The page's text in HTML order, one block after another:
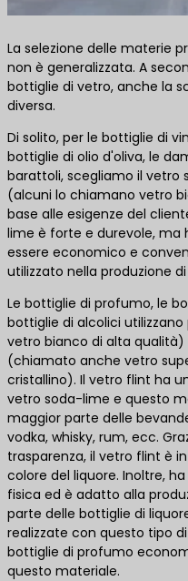
La selezione delle materie
non è generalizzata. A
bottiglie di vetro, anche la
diversa.
Di solito, per le bottiglie di
bottiglie di olio d'oliva, le
barattoli, scegliamo il vetro
(alcuni lo chiamano vetro
base alle esigenze del
lime è forte e durevole, ma
essere economico e
utilizzato nella produzione
Le bottiglie di profumo, le
bottiglie di alcolici
vetro bianco di alta
(chiamato anche vetro
cristallino). Il vetro flint ha
vetro soda-lime e questo
maggior parte delle
vodka, whisky, rum, ecc.
trasparenza, il vetro flint è
colore del liquore. Inoltre,
fisica ed è adatto alla
parte delle bottiglie di
realizzate con questo tipo
bottiglie di profumo
questo materiale.